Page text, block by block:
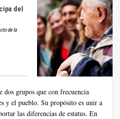
del
de la
dos grupos que con frecuencia
y el pueblo. Su propósito es unir a
las diferencias de estatus. En